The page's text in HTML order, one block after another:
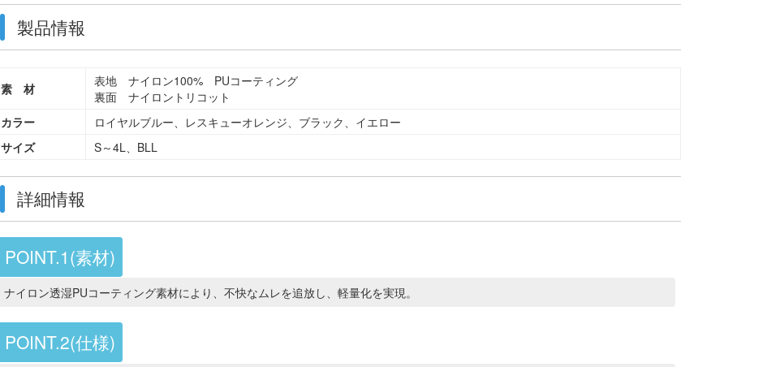
製品情報
素 材
表地 ナイロン100% PUコーティング
裏面 ナイロントリコット
カラー
ロイヤルブルー、レスキューオレンジ、ブラック、イエロー
サイズ
S～4L、BLL
詳細情報
POINT.1(素材)
ナイロン透湿PUコーティング素材により、不快なムレを追放し、軽量化を実現。
POINT.2(仕様)